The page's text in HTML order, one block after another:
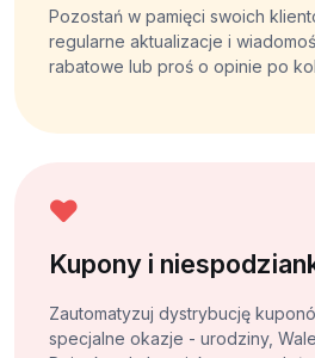
Pozostań w pamięci swoich
regularne aktualizacje i
rabatowe lub proś o opinie po
Kupony i
Zautomatyzuj dystrybucję
specjalne okazje - urodziny,